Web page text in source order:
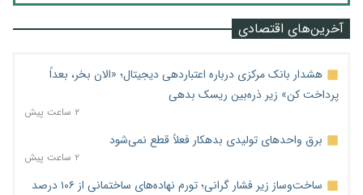
آخرین‌های اقتصادی
هشدار بانک مرکزی درباره اعتباردهی دیجیتال؛ «الان بخر، بعداً
پرداخت کن» زیر ذره‌بین ریسک بدهی
۲ ساعت پیش
برق واحدهای تولیدی بدهکار فعلاً قطع نمی‌شود
۲ ساعت پیش
ساخت‌وساز زیر فشار گرانی؛ تورم نهاده‌های ساختمانی از ۱۰۶ درصد